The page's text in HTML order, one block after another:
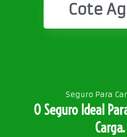
Cote
Seguro Para
O Seguro Ideal
Carga.